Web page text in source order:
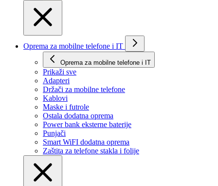
Oprema za mobilne telefone i IT
Oprema za mobilne telefone i IT
Prikaži svе
Adapteri
Držači za mobilne telefone
Kablovi
Maske i futrole
Ostala dodatna oprema
Power bank eksterne baterije
Punjači
Smart WiFI dodatna oprema
Zaštita za telefone stakla i folije